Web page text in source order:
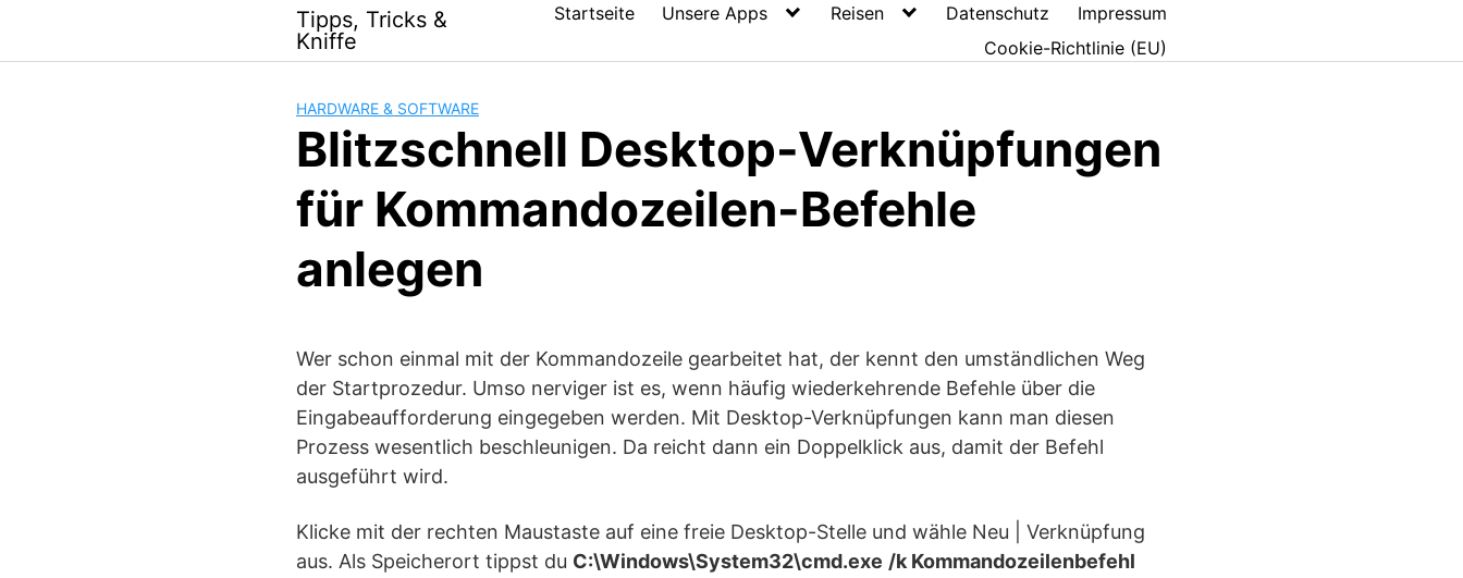
content
Tipps, Tricks &
Kniffe
Startseite Unsere Apps Reisen Datenschutz
Impressum
Cookie-Richtlinie (EU)
HARDWARE & SOFTWARE
Blitzschnell Desktop-Verknüpfungen
für Kommandozeilen-Befehle
anlegen
Wer schon einmal mit der Kommandozeile gearbeitet hat, der kennt den umständlichen Weg
der Startprozedur. Umso nerviger ist es, wenn häufig wiederkehrende Befehle über die
Eingabeaufforderung eingegeben werden. Mit Desktop-Verknüpfungen kann man diesen
Prozess wesentlich beschleunigen. Da reicht dann ein Doppelklick aus, damit der Befehl
ausgeführt wird.
Klicke mit der rechten Maustaste auf eine freie Desktop-Stelle und wähle Neu | Verknüpfung
aus. Als Speicherort tippst du C:\Windows\System32\cmd.exe /k Kommandozeilenbefehl